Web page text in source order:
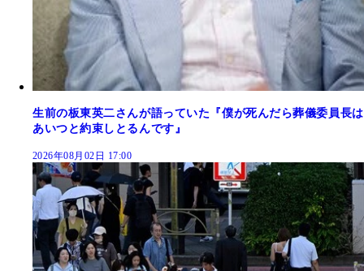
生前の板東英二さんが語っていた『僕が死んだら葬儀委員長は
あいつと約束しとるんです』
2026年08月02日 17:00